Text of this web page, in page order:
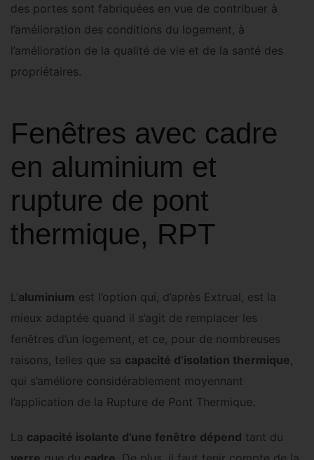
des portes sont fabriquées en vue de contribuer à
l’amélioration des conditions du logement, à
l’amélioration de la qualité de vie et de la santé des
propriétaires.
Fenêtres avec cadre
en aluminium et
rupture de pont
thermique, RPT
L’aluminium est l’option qui, d’après Extrual, est la
mieux adaptée quand il s’agit de remplacer les
fenêtres d’un logement, et ce, pour de nombreuses
raisons, telles que sa capacité d’isolation thermique
qui s’améliore considérablement moyennant
l’application de la Rupture de Pont Thermique.
La capacité isolante d’une fenêtre dépend tant du